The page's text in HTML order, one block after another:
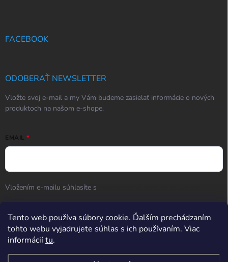
Tento web používa súbory cookie. Ďalším prechádzaním
tohto webu vyjadrujete súhlas s ich používaním. Viac
informáciítu.
FACEBOOK
ODOBERAŤ NEWSLETTER
Vložte svoj e-mail a my Vám budeme zasielať informácie o nových
produktoch na našom e-shope.
EMAIL
Vložením e-mailu súhlasíte s
Prihlásiť sa
Hodnotenie obchodu